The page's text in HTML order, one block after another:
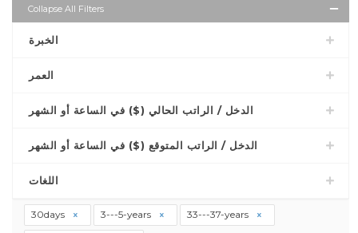
Collapse All Filters
الخبرة
العمر
الدخل / الراتب الحالي ($) في الساعة أو الشهر
الدخل / الراتب المتوقع ($) في الساعة أو الشهر
اللغات
30days 3---5-years 33---37-years